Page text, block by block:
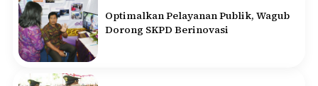
Optimalkan Pelayanan Publik, Wagub
Dorong SKPD Berinovasi